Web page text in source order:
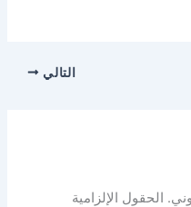
التالي
الحقول الإلزامية